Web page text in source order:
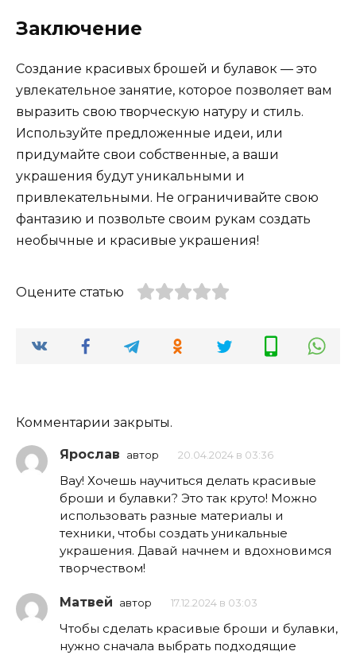
Заключение
Создание красивых брошей и булавок — это
увлекательное занятие, которое позволяет вам
выразить свою творческую натуру и стиль.
Используйте предложенные идеи, или
придумайте свои собственные, а ваши
украшения будут уникальными и
привлекательными. Не ограничивайте свою
фантазию и позвольте своим рукам создать
необычные и красивые украшения!
Оцените статью
Комментарии закрыты.
Ярослав автор 20.04.2024 в 03:36
Вау! Хочешь научиться делать красивые
броши и булавки? Это так круто! Можно
использовать разные материалы и
техники, чтобы создать уникальные
украшения. Давай начнем и вдохновимся
творчеством!
Матвей автор 17.12.2024 в 03:03
Чтобы сделать красивые броши и булавки,
нужно сначала выбрать подходящие